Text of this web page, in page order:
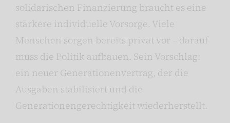
solidarischen Finanzierung braucht es eine
stärkere individuelle Vorsorge. Viele
Menschen sorgen bereits privat vor – darauf
muss die Politik aufbauen. Sein Vorschlag:
ein neuer Generationenvertrag, der die
Ausgaben stabilisiert und die
Generationengerechtigkeit wiederherstellt.